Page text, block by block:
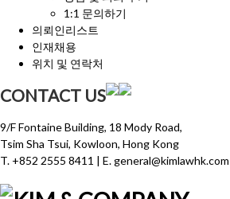
1:1 문의하기
의뢰인리스트
인재채용
위치 및 연락처
CONTACT US
9/F Fontaine Building, 18 Mody Road,
Tsim Sha Tsui, Kowloon, Hong Kong
T. +852 2555 8411 | E. general@kimlawhk.com